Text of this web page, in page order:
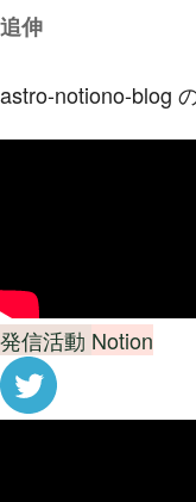
追伸
astro-notiono-blog
発信活動 Notion